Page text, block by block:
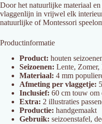
Doorhet natuurlijke materiaal en
vlaggenlijn in vrijwel elk
natuurlijke ofMontessori
Productinformatie
Product: houten
Seizoenen: Lente, Zomer,
Materiaal: 4 mm
Afmeting per vlaggetje:
Inclusief: 60 cm touw om
Extra: 2 illustraties
Productie: handgemaakt
Gebruik: seizoenstafel,